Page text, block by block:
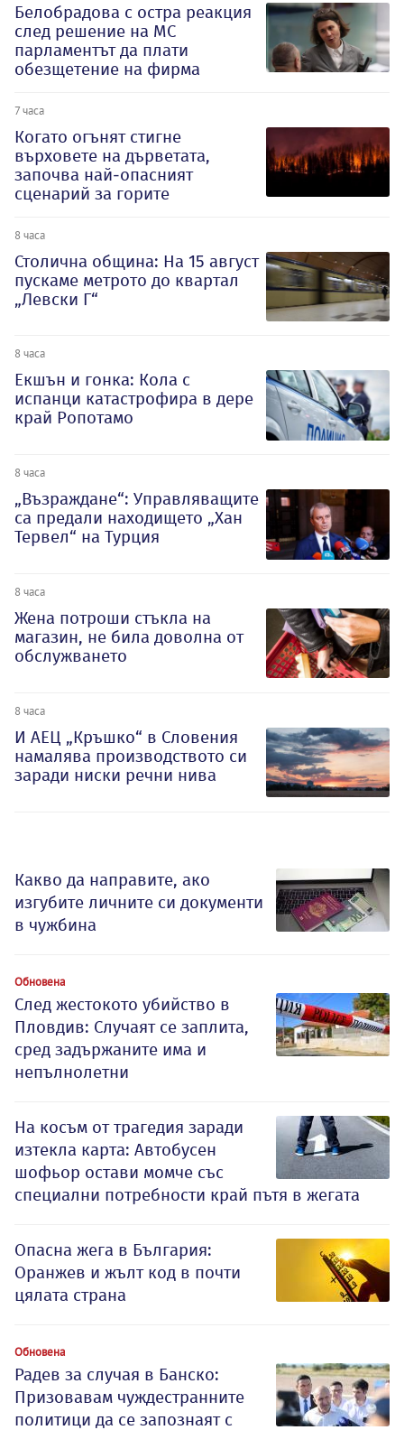
Белобрадова с остра реакция
след решение на МС
парламентът да плати
обезщетение на фирма
7 часа
Когато огънят стигне
върховете на дърветата,
започва най-опасният
сценарий за горите
8 часа
Столична община: На 15 август
пускаме метрото до квартал
„Левски Г“
8 часа
Екшън и гонка: Кола с
испанци катастрофира в дере
край Ропотамо
8 часа
„Възраждане“: Управляващите
са предали находището „Хан
Тервел“ на Турция
8 часа
Жена потроши стъкла на
магазин, не била доволна от
обслужването
8 часа
И АЕЦ „Кръшко“ в Словения
намалява производството си
заради ниски речни нива
Какво да направите, ако
изгубите личните си документи
в чужбина
Обновена
След жестокото убийство в
Пловдив: Случаят се заплита,
сред задържаните има и
непълнолетни
На косъм от трагедия заради
изтекла карта: Автобусен
шофьор остави момче със
специални потребности край пътя в жегата
Опасна жега в България:
Оранжев и жълт код в почти
цялата страна
Обновена
Радев за случая в Банско:
Призовавам чуждестранните
политици да се запознаят с